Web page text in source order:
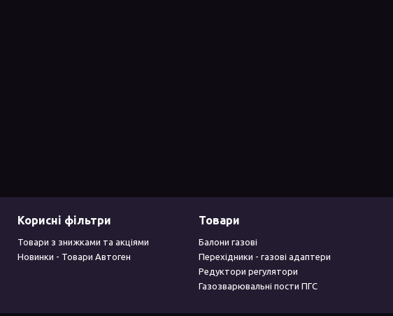
Корисні фільтри
Товари з знижками та акціями
Новинки - Товари Автоген
Товари
Балони газові
Перехідники - газові адаптери
Редуктори регулятори
Газозварювальні пости ПГС